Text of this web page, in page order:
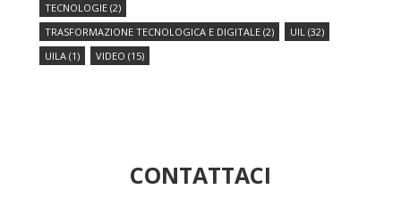
TECNOLOGIE (2)
TRASFORMAZIONE TECNOLOGICA E DIGITALE (2) UIL (32)
UILA (1) VIDEO (15)
CONTATTACI